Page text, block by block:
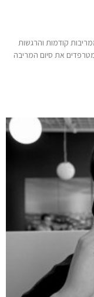
קודמות והרגשות
את סיום המריבה